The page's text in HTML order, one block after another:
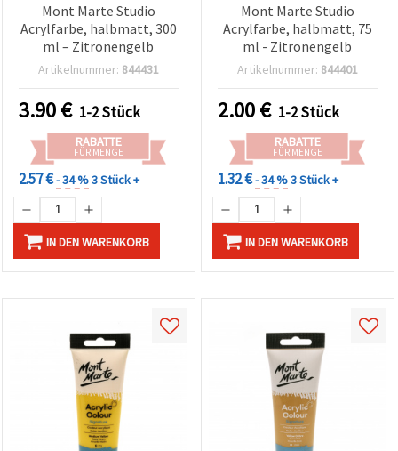
Mont Marte Studio
Acrylfarbe, halbmatt, 300
ml – Zitronengelb
Artikelnummer: 844431
3.90€ 1-2 Stück
RABATTE
FÜR MENGE
2.57 €- 34 %3 Stück +
IN DEN WARENKORB
Mont Marte Studio
Acrylfarbe, halbmatt, 75
ml - Zitronengelb
Artikelnummer: 844401
2.00€ 1-2 Stück
RABATTE
FÜR MENGE
1.32 €- 34 %3 Stück +
IN DEN WARENKORB